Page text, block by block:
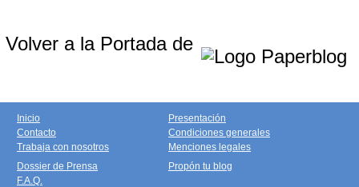
Volver a la Portada de
Inicio
Contacto
Trabaja con nosotros
Presentación
Condiciones generales
Menciones legales
Dossier de Prensa
F.A.Q.
Propón tu blog